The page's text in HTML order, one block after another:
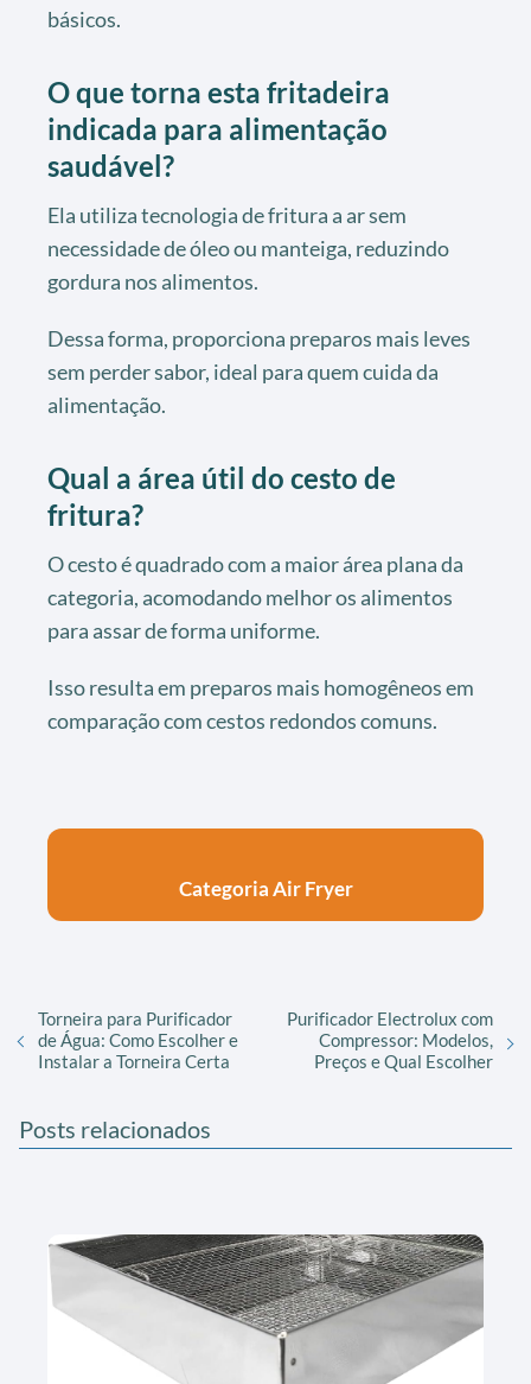
básicos.
O que torna esta fritadeira
indicada para alimentação
saudável?
Ela utiliza tecnologia de fritura a ar sem
necessidade de óleo ou manteiga, reduzindo
gordura nos alimentos.
Dessa forma, proporciona preparos mais leves
sem perder sabor, ideal para quem cuida da
alimentação.
Qual a área útil do cesto de
fritura?
O cesto é quadrado com a maior área plana da
categoria, acomodando melhor os alimentos
para assar de forma uniforme.
Isso resulta em preparos mais homogêneos em
comparação com cestos redondos comuns.
Categoria Air Fryer
Torneira para Purificador
de Água: Como Escolher e
Instalar a Torneira Certa
Purificador Electrolux com
Compressor: Modelos,
Preços e Qual Escolher
Posts relacionados